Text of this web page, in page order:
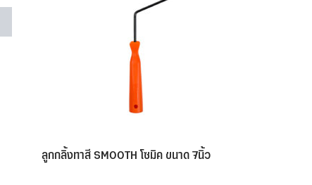
ลูกกลิ้งทาสี SMOOTH โซมิค ขนาด 7นิ้ว